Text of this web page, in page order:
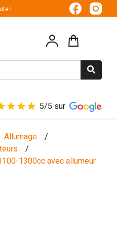
!
5/5 sur
Allumage
/
/
1300cc avec allumeur